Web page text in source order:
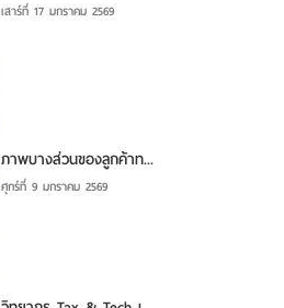
เสาร์ที่ 17 มกราคม 2569
ภาพบางส่วนของลูกค้าท...
ศุกร์ที่ 9 มกราคม 2569